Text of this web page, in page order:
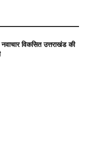
नवाचार विकसित उत्तराखंड की